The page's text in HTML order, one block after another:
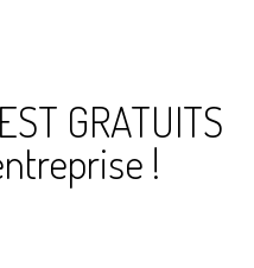
GRATUITS
!